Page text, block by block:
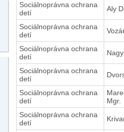
Sociálnoprávna ochrana
detí
Aly
Sociálnoprávna ochrana
detí
Sociálnoprávna ochrana
detí
Sociálnoprávna ochrana
detí
Sociálnoprávna ochrana
detí
Mgr.
Sociálnoprávna ochrana
detí